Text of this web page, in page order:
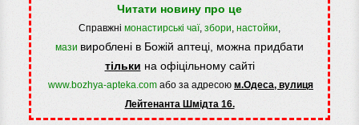
Читати новину про це
Справжні монастирські чаї, збори, настойки,
мази вироблені в Божій аптеці, можна придбати
тільки на офіцільному сайті
www.bozhya-apteka.com або за адресою м.Одеса, вулиця
Лейтенанта Шмідта 16.